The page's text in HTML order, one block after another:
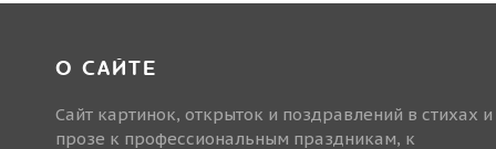
О САЙТЕ
Сайт картинок, открыток и поздравлений в стихах и
прозе к профессиональным праздникам, к